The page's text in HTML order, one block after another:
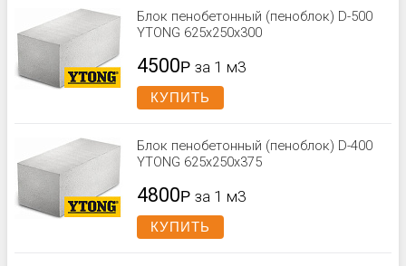
Блок пенобетонный (пеноблок) D-500
YTONG 625х250х300
4500Р за 1 м3
КУПИТЬ
Блок пенобетонный (пеноблок) D-400
YTONG 625х250х375
4800Р за 1 м3
КУПИТЬ